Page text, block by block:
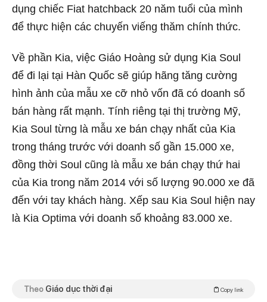
dụng chiếc Fiat hatchback 20 năm tuổi của mình
để thực hiện các chuyến viếng thăm chính thức.
Về phần Kia, việc Giáo Hoàng sử dụng Kia Soul
để đi lại tại Hàn Quốc sẽ giúp hãng tăng cường
hình ảnh của mẫu xe cỡ nhỏ vốn đã có doanh số
bán hàng rất mạnh. Tính riêng tại thị trường Mỹ,
Kia Soul từng là mẫu xe bán chạy nhất của Kia
trong tháng trước với doanh số gần 15.000 xe,
đồng thời Soul cũng là mẫu xe bán chạy thứ hai
của Kia trong năm 2014 với số lượng 90.000 xe đã
đến với tay khách hàng. Xếp sau Kia Soul hiện nay
là Kia Optima với doanh số khoảng 83.000 xe.
Theo Giáo dục thời đại Copy link